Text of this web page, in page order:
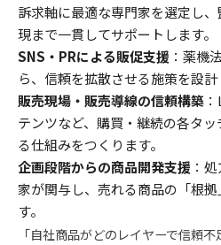
訴求軸に最適な専門家を選定し
現まで一貫してサポートします。
SNS・PRによる販促支援 ：薬機
ら、信頼を拡散させる施策を設計
販売現場・販売導線の信頼構築
テンツなど、購買・継続の各タ
る仕組みをつくります。
企画段階からの商品開発支援 ：
家が関与し、売れる商品の「根
す。
「自社商品がどのレイヤーで信頼